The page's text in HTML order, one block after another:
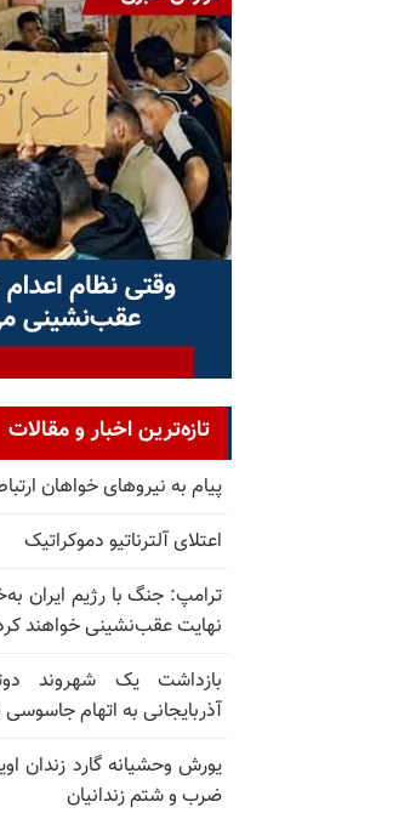
تازه‌ترین اخبار و مقالات
پیام به نیروهای خواهان ارتباط - ۱۰مرداد
اعتلای آلترناتیو دموکراتیک
ترامپ: جنگ با رژیم ایران
نهایت عقب‌نشینی خواهند
بازداشت یک شهروند
آذربایجانی به اتهام جاسوسی
ضرب و شتم زندانیان